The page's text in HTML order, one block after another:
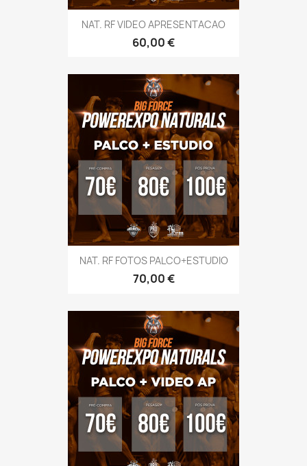
NAT. RF VIDEO APRESENTACAO
Preço
60,00 €
NAT. RF FOTOS PALCO+ESTUDIO
Preço
70,00 €